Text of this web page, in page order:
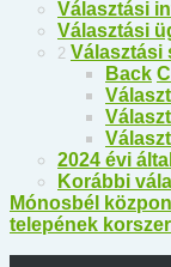
Választási
Választási
2 Választási
Back
2024 évi
Korábbi
Mónosbél
telepének